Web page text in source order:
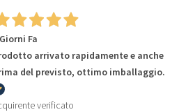
Fa
arrivato rapidamente e anche
del previsto, ottimo imballaggio.
verificato